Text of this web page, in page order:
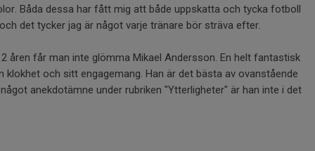
Båda dessa har fått mig att både uppskatta och tycka fotboll
det tycker jag är något varje tränare bör sträva efter.
åren får man inte glömma Mikael Andersson. En helt fantastisk
och sitt engagemang. Han är det bästa av ovanstående
anekdotämne under rubriken "Ytterligheter" är han inte i det